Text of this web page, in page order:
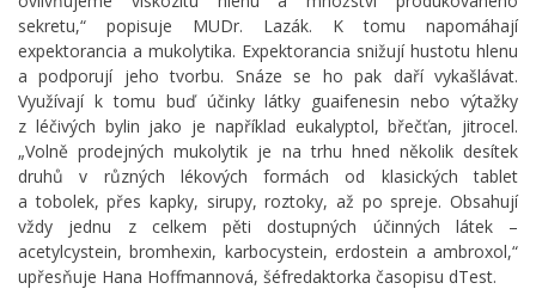
sekretu,“ popisuje MUDr. Lazák. K tomu napomáhají
expektorancia a mukolytika. Expektorancia snižují hustotu hlenu
a podporují jeho tvorbu. Snáze se ho pak daří vykašlávat.
Využívají k tomu buď účinky látky guaifenesin nebo výtažky
z léčivých bylin jako je například eukalyptol, břečťan, jitrocel.
„Volně prodejných mukolytik je na trhu hned několik desítek
druhů v různých lékových formách od klasických tablet
a tobolek, přes kapky, sirupy, roztoky, až po spreje. Obsahují
vždy jednu z celkem pěti dostupných účinných látek –
acetylcystein, bromhexin, karbocystein, erdostein a ambroxol,“
upřesňuje Hana Hoffmannová, šéfredaktorka časopisu dTest.